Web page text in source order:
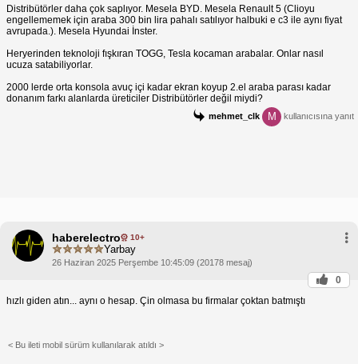
Distribütörler daha çok saplıyor. Mesela BYD. Mesela Renault 5 (Clioyu
engellememek için araba 300 bin lira pahalı satılıyor halbuki e c3 ile aynı fiyat
avrupada.). Mesela Hyundai İnster.
Heryerinden teknoloji fışkıran TOGG, Tesla kocaman arabalar. Onlar nasıl
ucuza satabiliyorlar.
2000 lerde orta konsola avuç içi kadar ekran koyup 2.el araba parası kadar
donanım farkı alanlarda üreticiler Distribütörler değil miydi?
mehmet_clk M kullanıcısına yanıt
haberelectro 10+
Yarbay
26 Haziran 2025 Perşembe 10:45:09 (20178 mesaj)
0
hızlı giden atın... aynı o hesap. Çin olmasa bu firmalar çoktan batmıştı
< Bu ileti mobil sürüm kullanılarak atıldı >